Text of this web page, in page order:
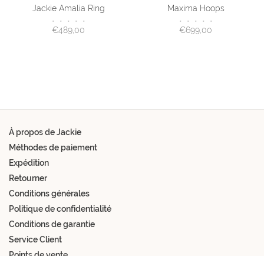
Jackie Amalia Ring
• • • • •
€489,00
Maxima Hoops
• • • • •
€699,00
À propos de Jackie
Méthodes de paiement
Expédition
Retourner
Conditions générales
Politique de confidentialité
Conditions de garantie
Service Client